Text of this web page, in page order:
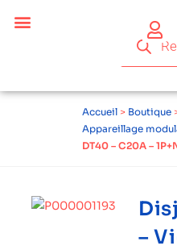
Accueil > Boutique
Appareillage
DT40 – C20A –
–